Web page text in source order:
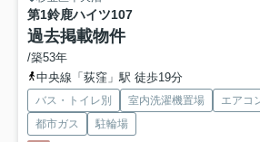
第1鈴鹿ハイツ107
過去掲載物件
/築53年
中央線「荻窪」駅 徒歩19分
バス・トイレ別 室内洗濯機置場 エアコ
都市ガス
駐輪場